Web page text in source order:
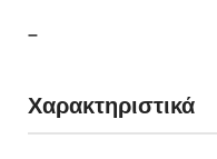
–
Χαρακτηριστικά